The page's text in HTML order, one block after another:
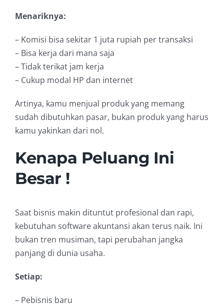
Menariknya:
– Komisi bisa sekitar 1 juta rupiah per transaksi
– Bisa kerja dari mana saja
– Tidak terikat jam kerja
– Cukup modal HP dan internet
Artinya, kamu menjual produk yang memang
sudah dibutuhkan pasar, bukan produk yang harus
kamu yakinkan dari nol.
Kenapa Peluang Ini
Besar !
Saat bisnis makin dituntut profesional dan rapi,
kebutuhan software akuntansi akan terus naik. Ini
bukan tren musiman, tapi perubahan jangka
panjang di dunia usaha.
Setiap:
– Pebisnis baru